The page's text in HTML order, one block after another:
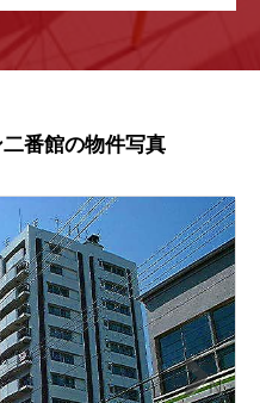
番館の物件写真
N